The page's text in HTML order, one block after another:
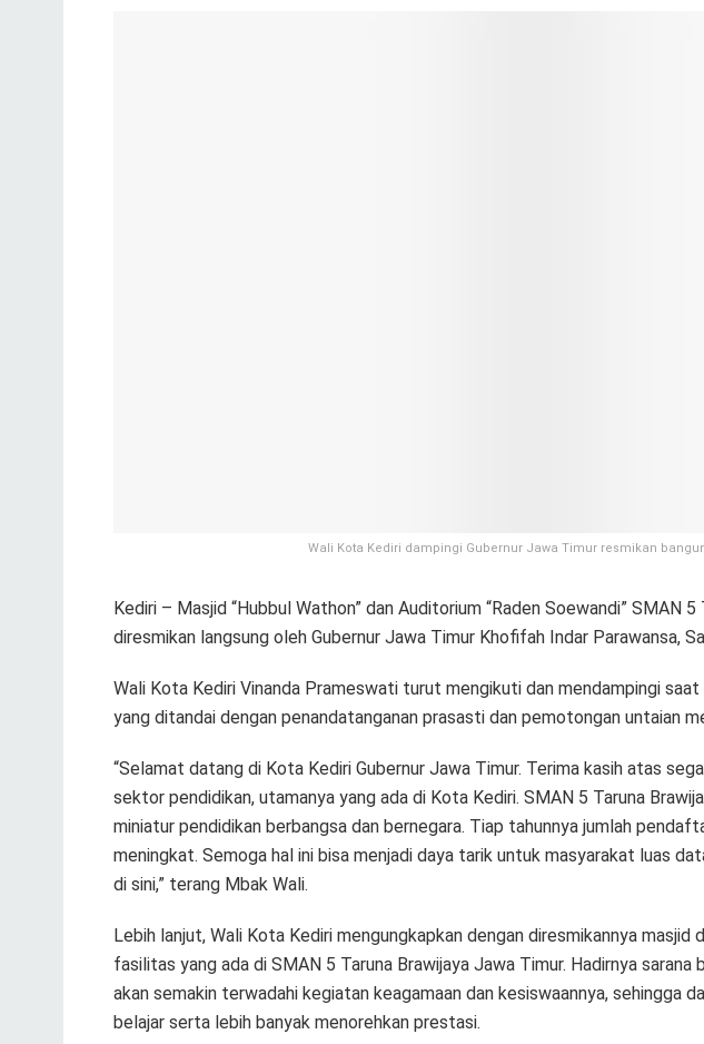
Wali Kota Kediri dampingi Gubernur Jawa Timur resmikan
Kediri – Masjid “Hubbul Wathon” dan Auditorium “Raden Soewandi” SMAN
diresmikan langsung oleh Gubernur Jawa Timur Khofifah Indar Parawansa,
Wali Kota Kediri Vinanda Prameswati turut mengikuti dan mendampingi
yang ditandai dengan penandatanganan prasasti dan pemotongan untaian
“Selamat datang di Kota Kediri Gubernur Jawa Timur. Terima kasih atas
sektor pendidikan, utamanya yang ada di Kota Kediri. SMAN 5 Taruna
miniatur pendidikan berbangsa dan bernegara. Tiap tahunnya jumlah
meningkat. Semoga hal ini bisa menjadi daya tarik untuk masyarakat luas
di sini,” terang Mbak Wali.
Lebih lanjut, Wali Kota Kediri mengungkapkan dengan diresmikannya masjid
fasilitas yang ada di SMAN 5 Taruna Brawijaya Jawa Timur. Hadirnya sarana
akan semakin terwadahi kegiatan keagamaan dan kesiswaannya, sehingga
belajar serta lebih banyak menorehkan prestasi.